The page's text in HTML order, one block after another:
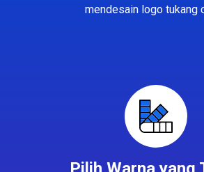
mendesain logo tukang